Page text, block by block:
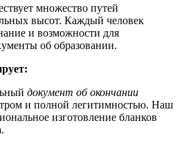
множество путей
высот. Каждый человек
и возможности для
об образовании.
документ об окончании
и полной легитимностью. Наш
изготовление бланков